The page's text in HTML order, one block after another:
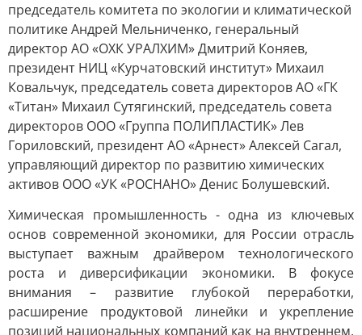
председатель комитета по экологии и климатической
политике Андрей Мельниченко, генеральный
директор АО «ОХК УРАЛХИМ» Дмитрий Коняев,
президент НИЦ «Курчатовский институт» Михаил
Ковальчук, председатель совета директоров АО «ГК
«Титан» Михаил Сутягинский, председатель совета
директоров ООО «Группа ПОЛИПЛАСТИК» Лев
Гориловский, президент АО «Арнест» Алексей Сагал,
управляющий директор по развитию химических
активов ООО «УК «РОСНАНО» Денис Болушевский.
Химическая промышленность - одна из ключевых
основ современной экономики, для России отрасль
выступает важным драйвером технологического
роста и диверсификации экономики. В фокусе
внимания – развитие глубокой переработки,
расширение продуктовой линейки и укрепление
позиций национальных компаний как на внутреннем,